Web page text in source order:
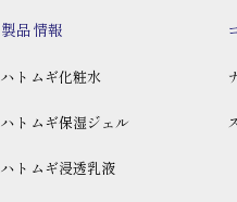
製品情報
ハトムギ化粧水
ハトムギ保湿ジェル
ハトムギ浸透乳液